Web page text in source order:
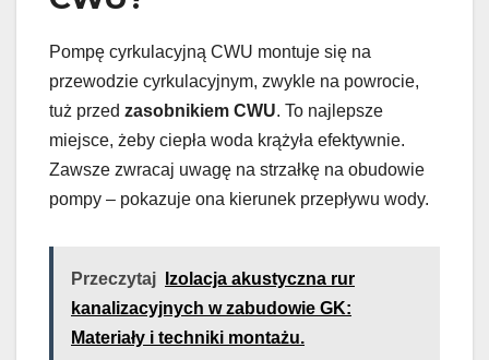
Pompę cyrkulacyjną CWU montuje się na
przewodzie cyrkulacyjnym, zwykle na powrocie,
tuż przed zasobnikiem CWU. To najlepsze
miejsce, żeby ciepła woda krążyła efektywnie.
Zawsze zwracaj uwagę na strzałkę na obudowie
pompy – pokazuje ona kierunek przepływu wody.
Przeczytaj
Izolacja akustyczna rur
kanalizacyjnych w zabudowie GK:
Materiały i techniki montażu.